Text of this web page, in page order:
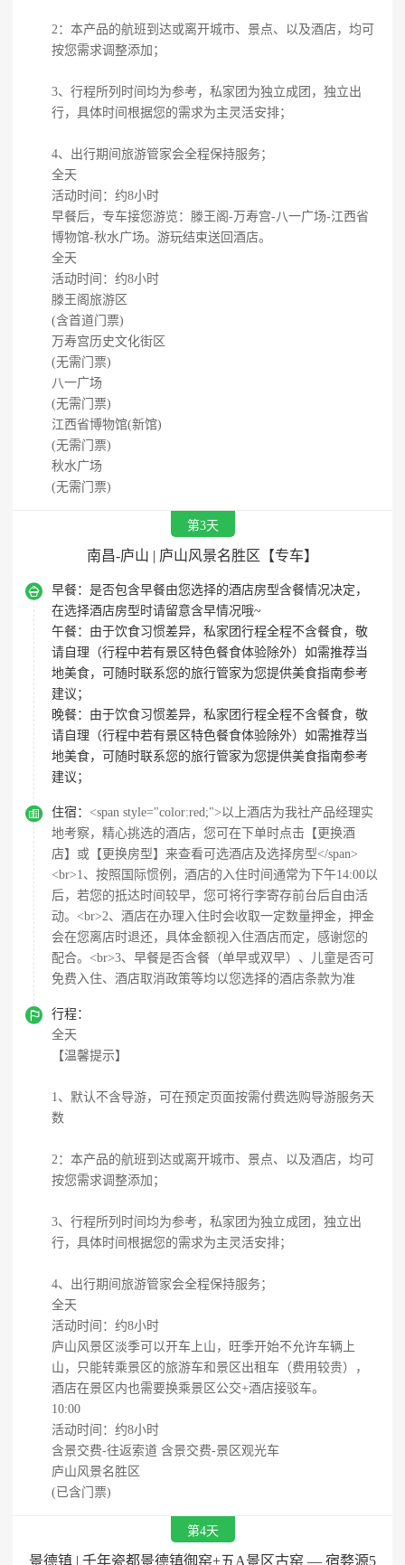
2：本产品的航班到达或离开城市、景点、以及酒店，均可
按您需求调整添加；
3、行程所列时间均为参考，私家团为独立成团，独立出
行，具体时间根据您的需求为主灵活安排；
4、出行期间旅游管家会全程保持服务；
全天
活动时间：约8小时
早餐后，专车接您游览：滕王阁-万寿宫-八一广场-江西省
博物馆-秋水广场。游玩结束送回酒店。
全天
活动时间：约8小时
滕王阁旅游区
(含首道门票)
万寿宫历史文化街区
(无需门票)
八一广场
(无需门票)
江西省博物馆(新馆)
(无需门票)
秋水广场
(无需门票)
第3天
南昌-庐山 | 庐山风景名胜区【专车】
 早餐： 是否包含早餐由您选择的酒店房型含餐情况决定，
在选择酒店房型时请留意含早情况哦~
午餐： 由于饮食习惯差异，私家团行程全程不含餐食，敬
请自理（行程中若有景区特色餐食体验除外）如需推荐当
地美食，可随时联系您的旅行管家为您提供美食指南参考
建议；
晚餐： 由于饮食习惯差异，私家团行程全程不含餐食，敬
请自理（行程中若有景区特色餐食体验除外）如需推荐当
地美食，可随时联系您的旅行管家为您提供美食指南参考
建议；
 住宿： <span style="color:red;">以上酒店为我社产品经理实
地考察，精心挑选的酒店，您可在下单时点击【更换酒
店】或【更换房型】来查看可选酒店及选择房型</span>
<br>1、按照国际惯例，酒店的入住时间通常为下午14:00以
后，若您的抵达时间较早，您可将行李寄存前台后自由活
动。<br>2、酒店在办理入住时会收取一定数量押金，押金
会在您离店时退还，具体金额视入住酒店而定，感谢您的
配合。<br>3、早餐是否含餐（单早或双早）、儿童是否可
免费入住、酒店取消政策等均以您选择的酒店条款为准

行程：
全天
【温馨提示】
1、默认不含导游，可在预定页面按需付费选购导游服务天
数
2：本产品的航班到达或离开城市、景点、以及酒店，均可
按您需求调整添加；
3、行程所列时间均为参考，私家团为独立成团，独立出
行，具体时间根据您的需求为主灵活安排；
4、出行期间旅游管家会全程保持服务；
全天
活动时间：约8小时
庐山风景区淡季可以开车上山，旺季开始不允许车辆上
山，只能转乘景区的旅游车和景区出租车（费用较贵），
酒店在景区内也需要换乘景区公交+酒店接驳车。
10:00
活动时间：约8小时
含景交费-往返索道 含景交费-景区观光车
庐山风景名胜区
(已含门票)
第4天
景德镇 | 千年瓷都景德镇御窑+五A景区古窑 — 宿婺源5